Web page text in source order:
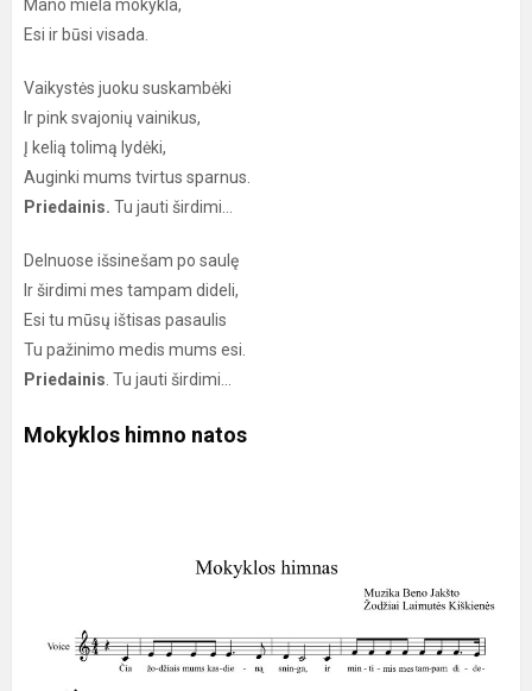
Mano miela mokykla,
Esi ir būsi visada.
Vaikystės juoku suskambėki
Ir pink svajonių vainikus,
Į kelią tolimą lydėki,
Auginki mums tvirtus sparnus.
Priedainis. Tu jauti širdimi...
Delnuose išsinešam po saulę
Ir širdimi mes tampam dideli,
Esi tu mūsų ištisas pasaulis
Tu pažinimo medis mums esi.
Priedainis . Tu jauti širdimi...
Mokyklos himno natos